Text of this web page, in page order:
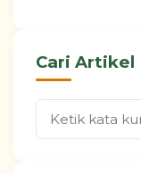
Cari Artikel